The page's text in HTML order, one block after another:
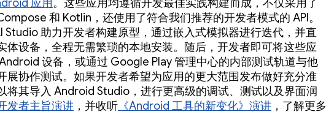
应用。这些应用均遵循开发最佳实践构建而成，不仅采用了
和 Kotlin，还使用了符合我们推荐的开发者模式的 API。
Studio 助力开发者构建原型，通过嵌入式模拟器进行迭代，并直
体设备，全程无需繁琐的本地安装。随后，开发者即可将这些应
设备，或通过 Google Play 管理中心的内部测试轨道与他
展协作测试。如果开发者希望为应用的更大范围发布做好充分准
将其导入 Android Studio，进行更高级的调试、测试以及界面润
发者主旨演讲 ，并收听 《Android 工具的新变化》演讲 ，了解更多